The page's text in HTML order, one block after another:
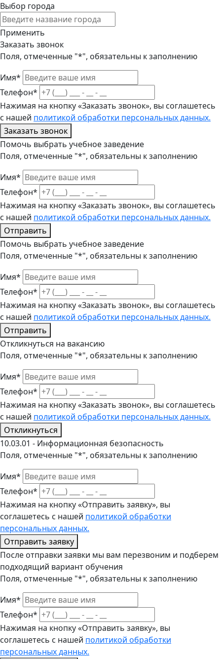
Выбор города
Применить
Заказать звонок
Поля, отмеченные "*", обязательны к заполнению
Имя*
Телефон*
Нажимая на кнопку «Заказать звонок», вы соглашетесь
с нашей политикой обработки персональных данных.
Заказать звонок
Помочь выбрать учебное заведение
Поля, отмеченные "*", обязательны к заполнению
Имя*
Телефон*
Нажимая на кнопку «Заказать звонок», вы соглашетесь
с нашей политикой обработки персональных данных.
Отправить
Помочь выбрать учебное заведение
Поля, отмеченные "*", обязательны к заполнению
Имя*
Телефон*
Нажимая на кнопку «Заказать звонок», вы соглашетесь
с нашей политикой обработки персональных данных.
Отправить
Откликнуться на вакансию
Поля, отмеченные "*", обязательны к заполнению
Имя*
Телефон*
Нажимая на кнопку «Заказать звонок», вы соглашетесь
с нашей политикой обработки персональных данных.
Откликнуться
10.03.01 - Информационная безопасность
Поля, отмеченные "*", обязательны к заполнению
Имя*
Телефон*
Нажимая на кнопку «Отправить заявку», вы
соглашетесь с нашей политикой обработки
персональных данных.
Отправить заявку
После отправки заявки мы вам перезвоним и подберем
подходящий вариант обучения
Поля, отмеченные "*", обязательны к заполнению
Имя*
Телефон*
Нажимая на кнопку «Отправить заявку», вы
соглашетесь с нашей политикой обработки
персональных данных.